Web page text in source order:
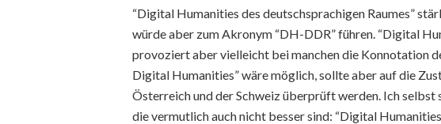
“Digital Humanities des deutschsprachigen Raumes”
würde aber zum Akronym “DH-DDR” führen. “Digital
provoziert aber vielleicht bei manchen die Konnotation
Digital Humanities” wäre möglich, sollte aber auf die
Österreich und der Schweiz überprüft werden. Ich selbst
die vermutlich auch nicht besser sind: “Digital